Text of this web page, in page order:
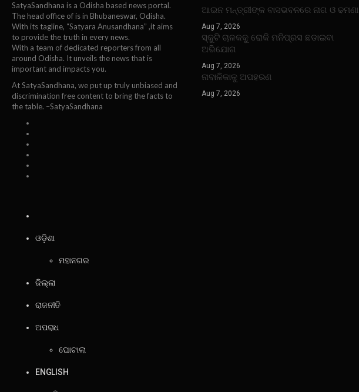
SatyaSandhana is a Odisha based news portal.
The head office of is in Bhubaneswar, Odisha.
With its tagline, “Satyara Anusandhana” ,it aims
to provide the truth in every news.
With a team of dedicated reporters from all
around Odisha. It unveils the news that is
important and impacts you.
At SatyaSandhana, we put up truly unbiased and
discrimination free content to bring the facts to
the table. –SatyaSandhana
ଆଇନ ମନ୍ତ୍ରୀଙ୍କ ବାସଭବନରେ ନାଗ ଓ ଢମଣା
Aug 7, 2026
ସ୍କୁଟି ଚାଳକକୁ ରୋକି ମନିପ୍ରସ ଛଡାଇବା
ଅଭିଯୋଗ
Aug 7, 2026
ନାବାଳିକାକୁ ଅପହରଣ
Aug 7, 2026
ଓଡ଼ିଶା
ମହାନଗର
ଜିଲ୍ଲା
ରାଜନୀତି
ଅପରାଧ
ଘୋଟାଲା
ENGLISH